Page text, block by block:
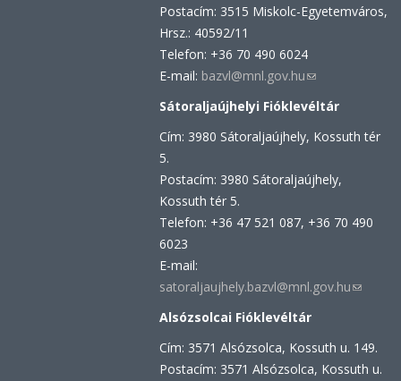
Postacím: 3515 Miskolc-Egyetemváros,
Hrsz.: 40592/11
Telefon: +36 70 490 6024
E-mail: bazvl@mnl.gov.hu(link
sends
mail)
Sátoraljaújhelyi Fióklevéltár
Cím: 3980 Sátoraljaújhely, Kossuth tér
5.
Postacím: 3980 Sátoraljaújhely,
Kossuth tér 5.
Telefon: +36 47 521 087, +36 70 490
6023
E-mail:
satoraljaujhely.bazvl@mnl.gov.hu(link
mail)
Alsózsolcai Fióklevéltár
Cím: 3571 Alsózsolca, Kossuth u. 149.
Postacím: 3571 Alsózsolca, Kossuth u.